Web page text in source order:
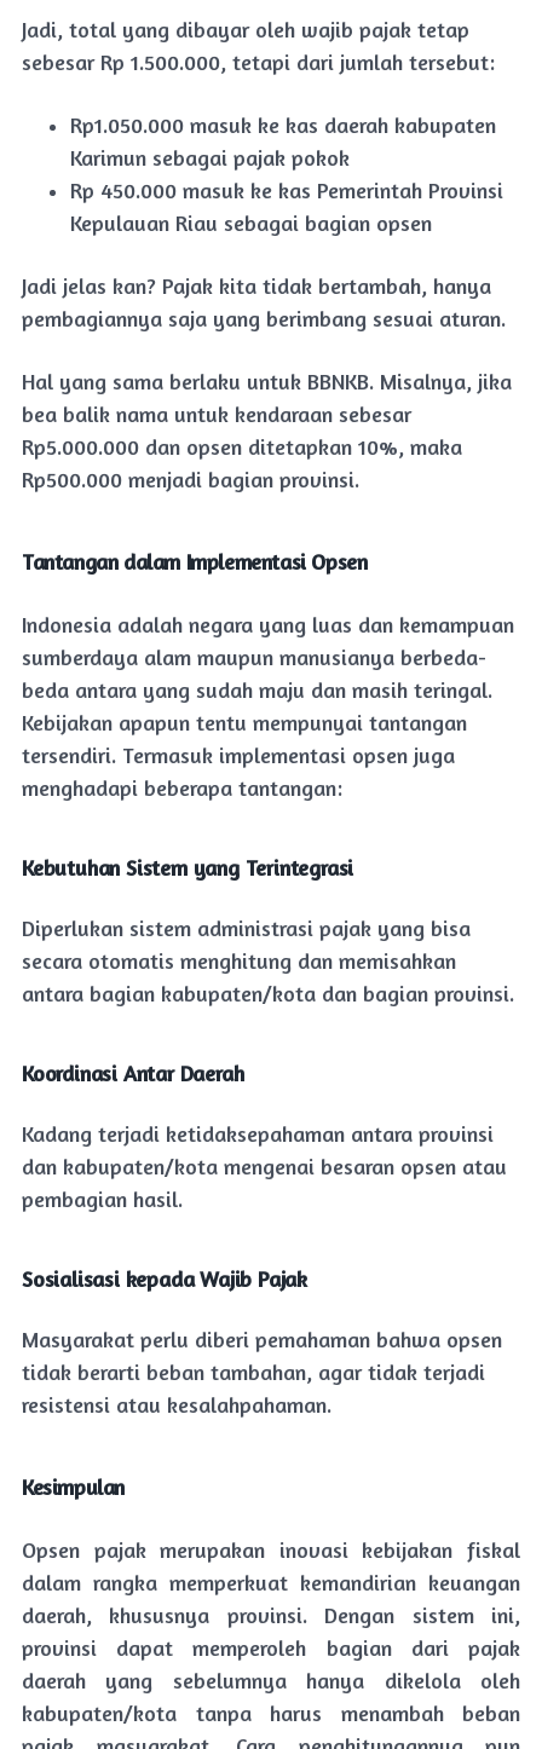
Jadi, total yang dibayar oleh wajib pajak tetap
sebesar Rp 1.500.000, tetapi dari jumlah tersebut:
Rp1.050.000 masuk ke kas daerah kabupaten
Karimun sebagai pajak pokok
Rp 450.000 masuk ke kas Pemerintah Provinsi
Kepulauan Riau sebagai bagian opsen
Jadi jelas kan? Pajak kita tidak bertambah, hanya
pembagiannya saja yang berimbang sesuai aturan.
Hal yang sama berlaku untuk BBNKB. Misalnya, jika
bea balik nama untuk kendaraan sebesar
Rp5.000.000 dan opsen ditetapkan 10%, maka
Rp500.000 menjadi bagian provinsi.
Tantangan dalam Implementasi Opsen
Indonesia adalah negara yang luas dan kemampuan
sumberdaya alam maupun manusianya berbeda-
beda antara yang sudah maju dan masih teringal.
Kebijakan apapun tentu mempunyai tantangan
tersendiri. Termasuk implementasi opsen juga
menghadapi beberapa tantangan:
Kebutuhan Sistem yang Terintegrasi
Diperlukan sistem administrasi pajak yang bisa
secara otomatis menghitung dan memisahkan
antara bagian kabupaten/kota dan bagian provinsi.
Koordinasi Antar Daerah
Kadang terjadi ketidaksepahaman antara provinsi
dan kabupaten/kota mengenai besaran opsen atau
pembagian hasil.
Sosialisasi kepada Wajib Pajak
Masyarakat perlu diberi pemahaman bahwa opsen
tidak berarti beban tambahan, agar tidak terjadi
resistensi atau kesalahpahaman.
Kesimpulan
Opsen pajak merupakan inovasi kebijakan fiskal
dalam rangka memperkuat kemandirian keuangan
daerah, khususnya provinsi. Dengan sistem ini,
provinsi dapat memperoleh bagian dari pajak
daerah yang sebelumnya hanya dikelola oleh
kabupaten/kota tanpa harus menambah beban